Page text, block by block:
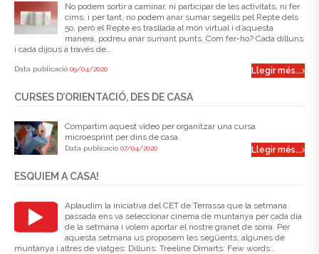
No podem sortir a caminar, ni participar de les activitats, ni fer
cims, i per tant, no podem anar sumar segells pel Repte dels
5o, però el Repte es trasllada al món virtual i d’aquesta
manera, podreu anar sumant punts. Com fer-ho? Cada dilluns
i cada dijous a través de…
Data publicació 09/04/2020 Llegir més...
CURSES D’ORIENTACIÓ, DES DE CASA
Compartim aquest vídeo per organitzar una cursa
microesprint per dins de casa.
Data publicació07/04/2020 Llegir més...
ESQUIEM A CASA!
Aplaudim la iniciativa del CET de Terrassa que la setmana
passada ens va seleccionar cinema de muntanya per cada dia
de la setmana i volem aportar el nostre granet de sorra. Per
aquesta setmana us proposem les següents, algunes de
muntanya i altres de viatges: Dilluns: Treeline Dimarts: Few words…